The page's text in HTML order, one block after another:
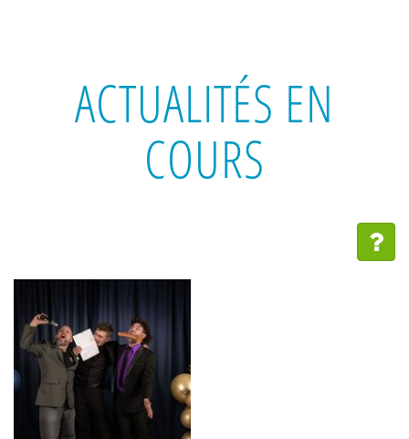
ACTUALITÉS EN
COURS